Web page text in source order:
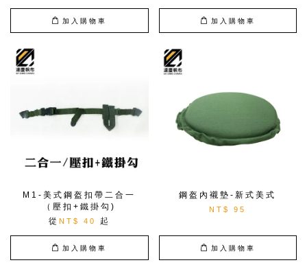
加入購物車 加入購物車
M1-美式鋼盔扣帶二合一
（壓扣+鐵掛勾)
從 NT$ 40 起
加入購物車
鋼盔內襯墊-新式美式
NT$ 95
加入購物車